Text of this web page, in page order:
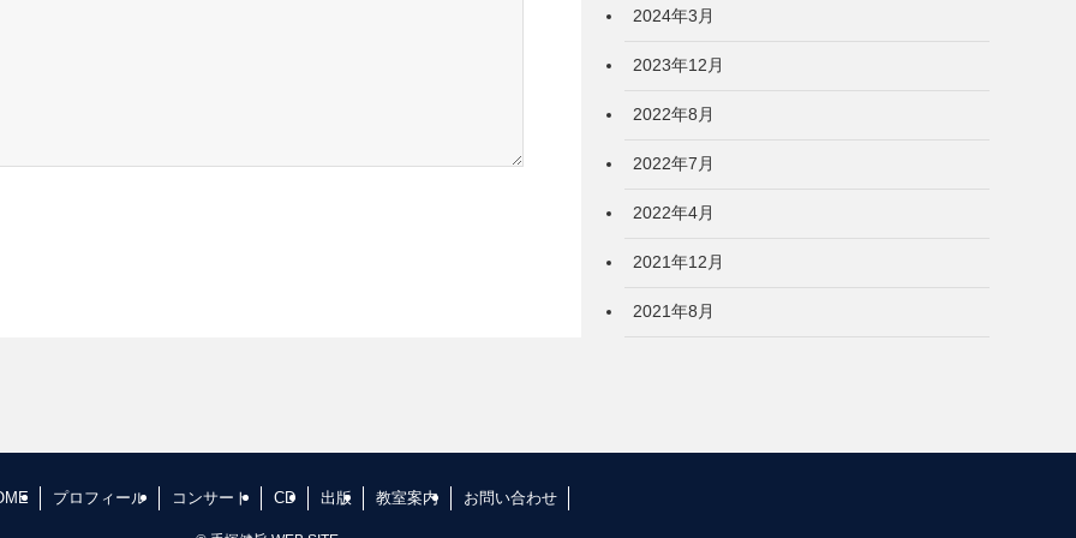
2024年3月
2023年12月
2022年8月
2022年7月
2022年4月
2021年12月
2021年8月
プロフィール コンサート CD 出版 教室案内 お問い合わせ